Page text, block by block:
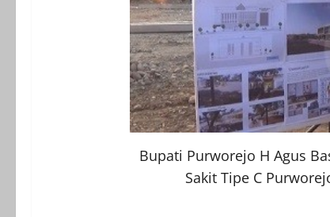
Bupati Purworejo H Agus
Sakit Tipe C